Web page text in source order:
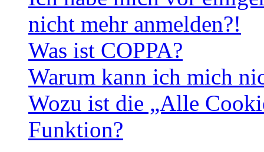
nicht mehr anmelden?!
Was ist COPPA?
Warum kann ich mich
Wozu ist die „Alle
Funktion?